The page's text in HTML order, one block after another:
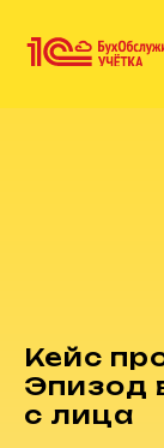
Кейс
Эпизод
с лица